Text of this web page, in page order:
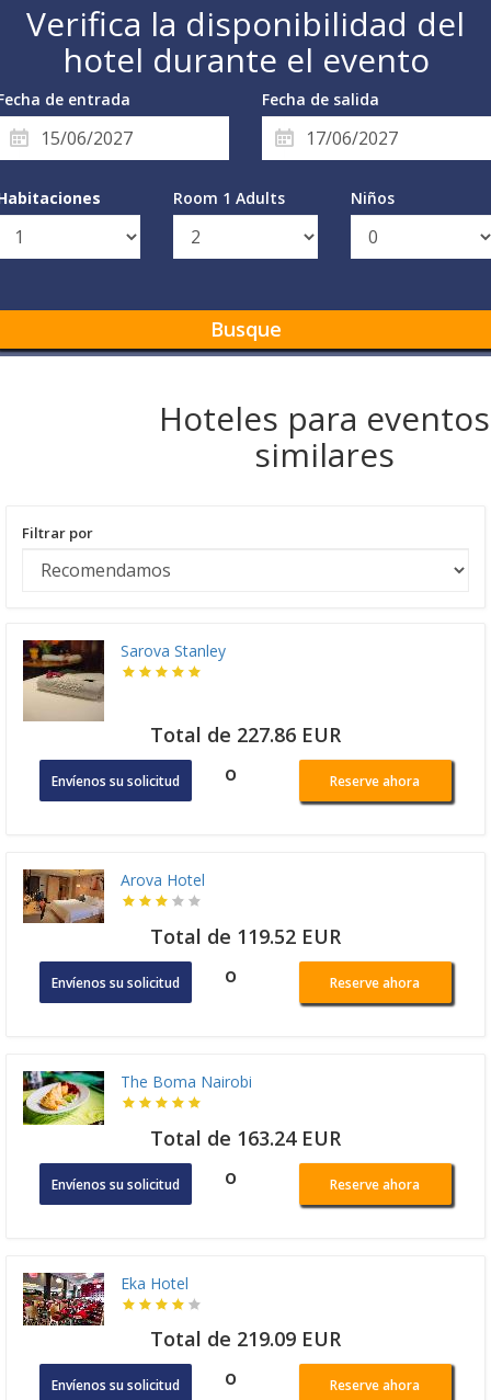
Verifica la disponibilidad del
hotel durante el evento
de entrada Fecha de salida
Room 1 Adults Niños
Busque
Hoteles para eventos
similares
Filtrar por
Sarova Stanley
Total de 227.86 EUR
Envíenos su solicitud o Reserve ahora
Arova Hotel
Total de 119.52 EUR
Envíenos su solicitud o Reserve ahora
The Boma Nairobi
Total de 163.24 EUR
Envíenos su solicitud o Reserve ahora
Eka Hotel
Total de 219.09 EUR
Envíenos su solicitud o Reserve ahora